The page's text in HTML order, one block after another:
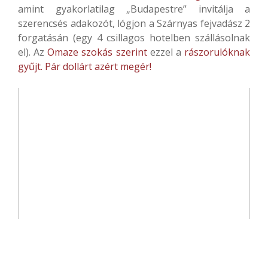
amint gyakorlatilag „Budapestre” invitálja a
szerencsés adakozót, lógjon a Szárnyas fejvadász 2
forgatásán (egy 4 csillagos hotelben szállásolnak
el). AzOmaze szokás szerint ezzel a rászorulóknak
gyűjt. Pár dollárt azért megér!